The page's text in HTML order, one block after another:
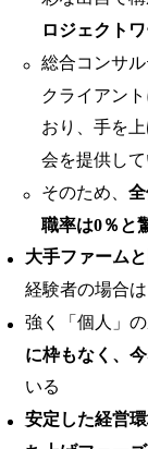
ロジェクト
総合コンサ
クライアン
おり、手を
会を提供し
そのため、
職率は0％と
大手ファーム
経験者の場合
強く「個人」
に枠もなく、
いる
安定した経営